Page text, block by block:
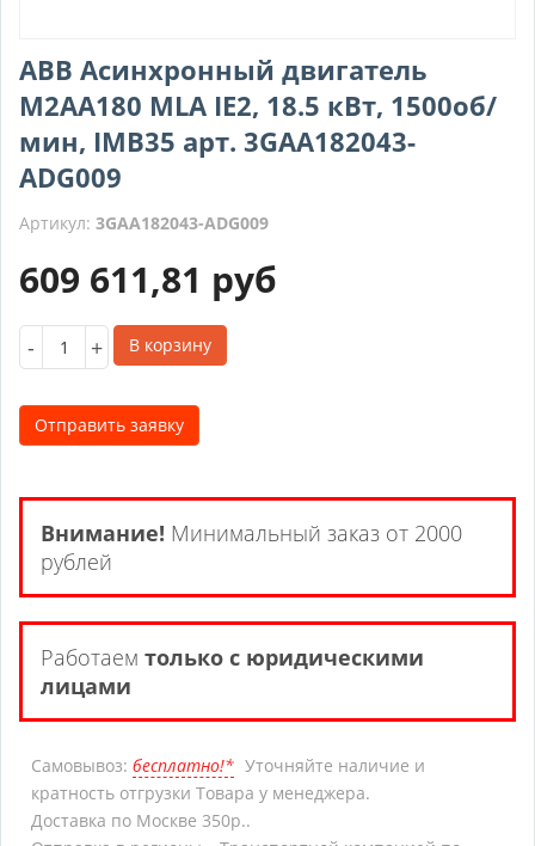
ABB Асинхронный двигатель
M2AA180 MLA IE2, 18.5 кВт, 1500об/
мин, IMB35 арт. 3GAA182043-
ADG009
Артикул: 3GAA182043-ADG009
609 611,81 руб
- + В корзину
Отправить заявку
Внимание! Минимальный заказ от 2000
рублей
Работаем только с юридическими
лицами
Самовывоз: бесплатно!* Уточняйте наличие и
кратность отгрузки Товара у менеджера.
Доставка по Москве 350р..